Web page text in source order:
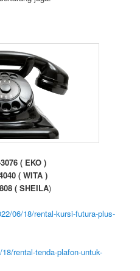
( EKO )
( WITA )
( SHEILA)
06/18/rental-kursi-futura-plus-
rental-tenda-plafon-untuk-